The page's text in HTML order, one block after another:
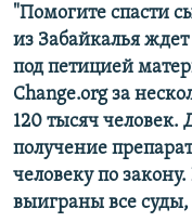
"Помогите спасти
из Забайкалья
под петицией
Change.org за
120 тысяч человек.
получение
человеку по
выиграны все